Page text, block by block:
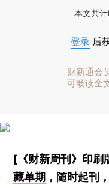
本文共
登录 后
财新通会
可畅读全
[《财新周刊》印刷
藏单期 ，随时起刊